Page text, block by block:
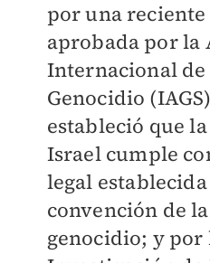
por una
aprobada por la
Internacional
Genocidio
estableció que
Israel cumple
legal
convención de
genocidio; y por